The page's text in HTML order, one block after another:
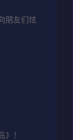
朋友们炫
！